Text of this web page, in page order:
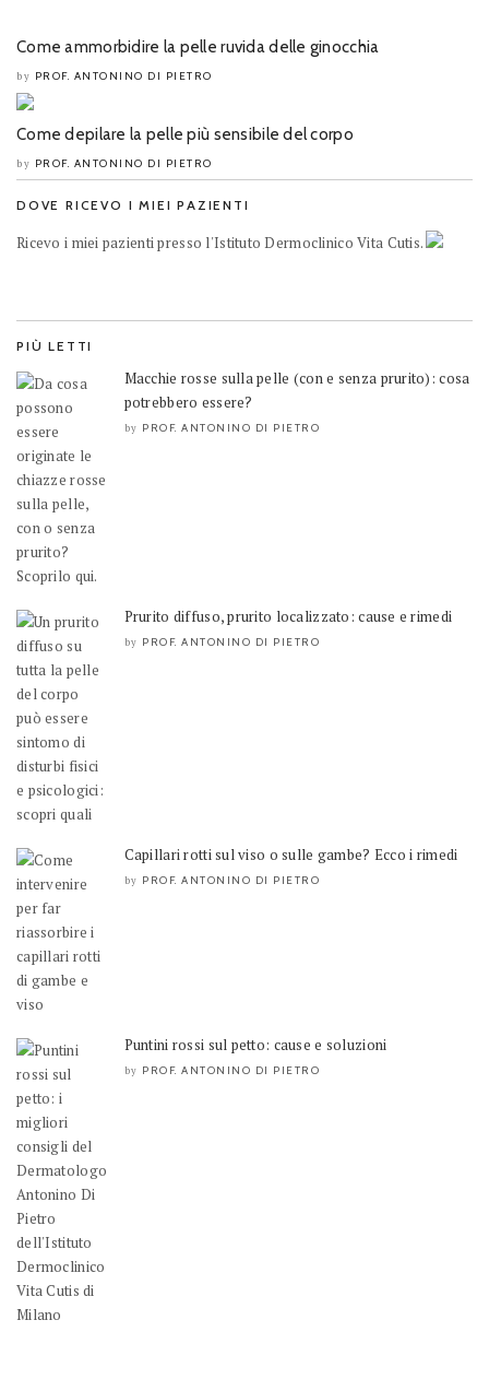
Come ammorbidire la pelle ruvida delle ginocchia
by PROF. ANTONINO DI PIETRO
Come depilare la pelle più sensibile del corpo
by PROF. ANTONINO DI PIETRO
DOVE RICEVO I MIEI PAZIENTI
Ricevo i miei pazienti presso l'Istituto Dermoclinico Vita Cutis.
PIÙ LETTI
Macchie rosse sulla pelle (con e senza prurito): cosa
potrebbero essere?
by PROF. ANTONINO DI PIETRO
Prurito diffuso, prurito localizzato: cause e rimedi
by PROF. ANTONINO DI PIETRO
Capillari rotti sul viso o sulle gambe? Ecco i rimedi
by PROF. ANTONINO DI PIETRO
Puntini rossi sul petto: cause e soluzioni
by PROF. ANTONINO DI PIETRO